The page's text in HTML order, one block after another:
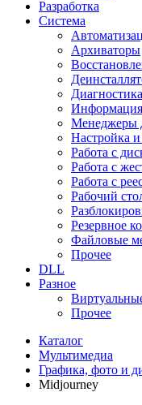
Разработка
Система
Архиваторы
Информация
Менеджеры
Настройка
Работа с
Работа с
Работа с
Рабочий
Резервное
Файловые
Прочее
DLL
Разное
Прочее
Каталог
Мультимедиа
Графика, фото и
Midjourney